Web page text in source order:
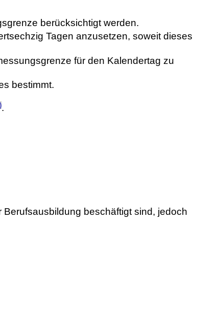
berücksichtigt werden.
Tagen anzusetzen, soweit dieses
für den Kalendertag zu
bestimmt.
.
beschäftigt sind, jedoch